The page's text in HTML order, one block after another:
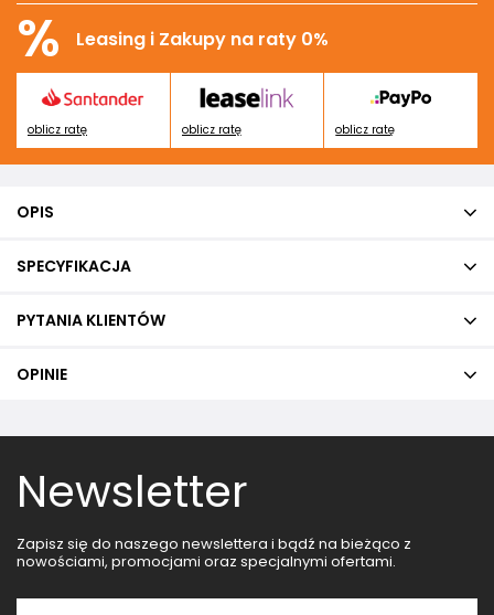
% Leasing i Zakupy na raty 0%
oblicz ratę oblicz ratę oblicz ratę
OPIS
SPECYFIKACJA
PYTANIA KLIENTÓW
OPINIE
Newsletter
Zapisz się do naszego newslettera i bądź na bieżąco z
nowościami, promocjami oraz specjalnymi ofertami.